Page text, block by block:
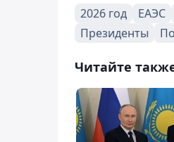
2026 год ЕАЭС
Президенты
Читайте